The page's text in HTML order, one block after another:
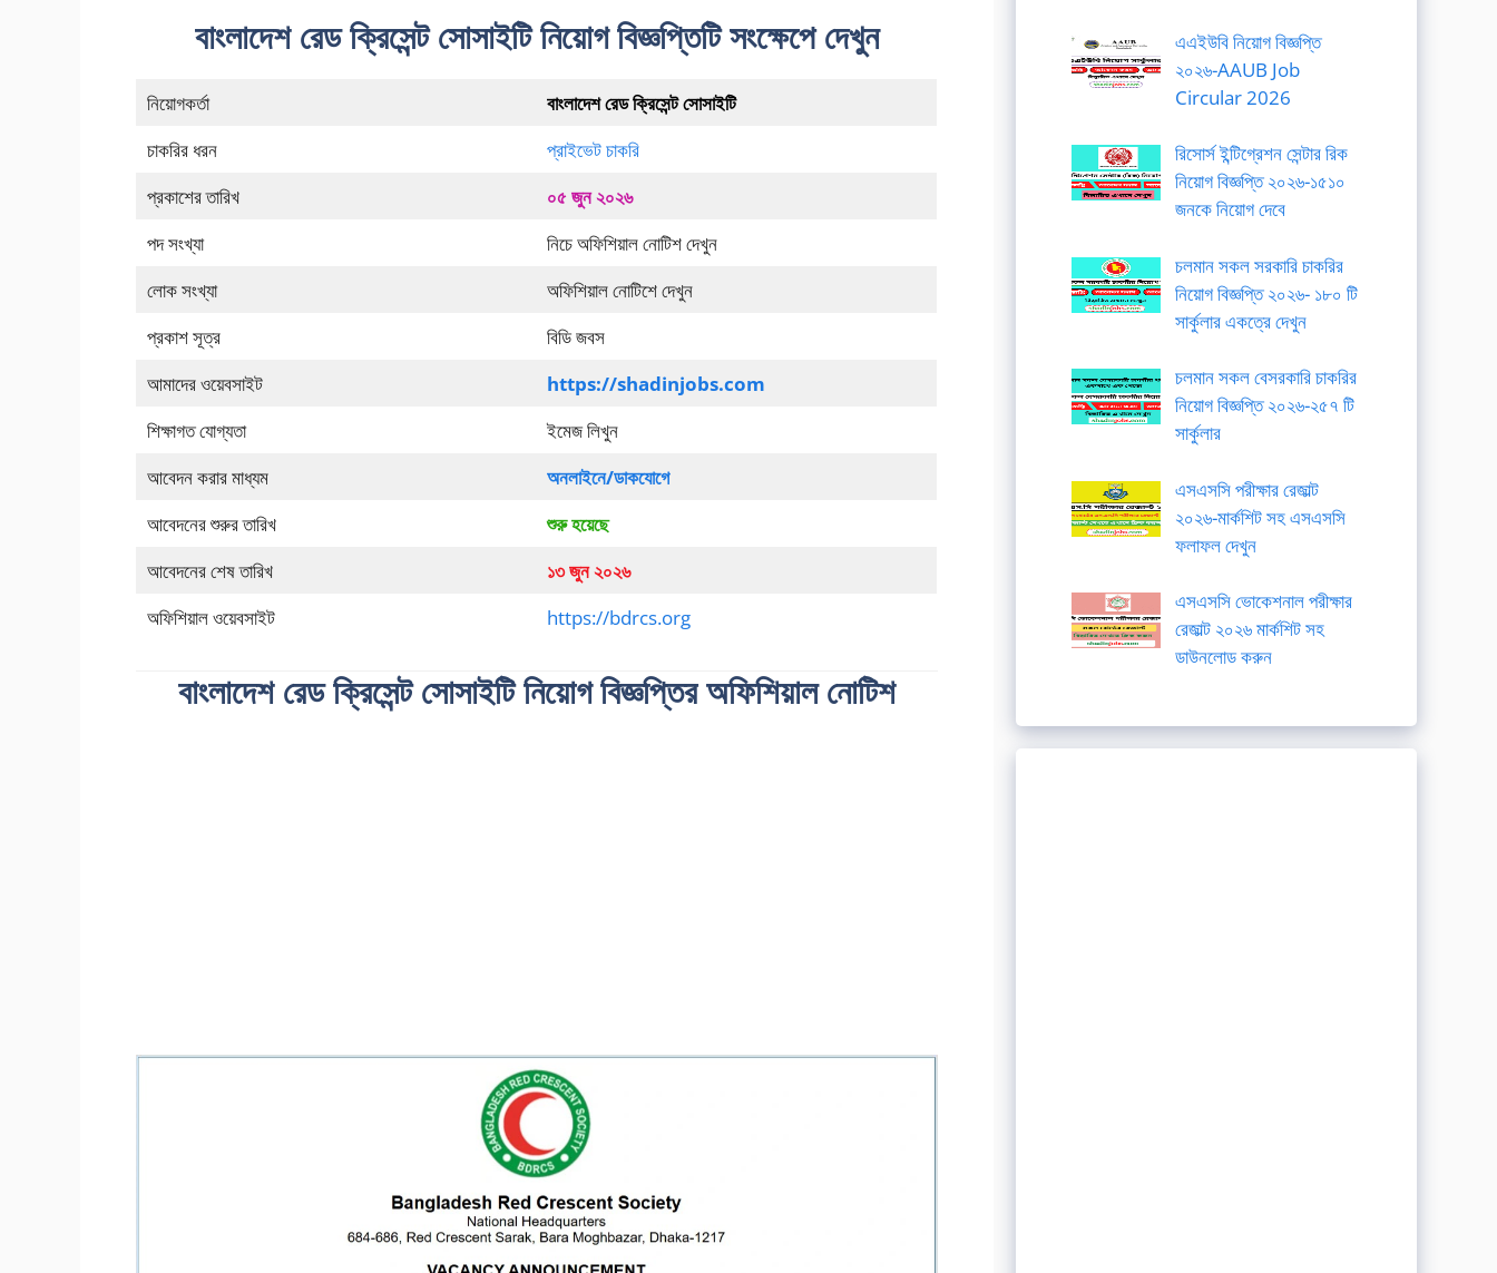
বাংলাদেশ রেড ক্রিসেন্ট সোসাইটি নিয়োগ বিজ্ঞপ্তিটি সংক্ষেপে দেখুন
নিয়োগকর্তা
বাংলাদেশ রেড ক্রিসেন্ট সোসাইটি
চাকরির ধরন
প্রাইভেট চাকরি
প্রকাশের তারিখ
০৫ জুন ২০২৬
পদ সংখ্যা
নিচে অফিশিয়াল নোটিশ দেখুন
লোক সংখ্যা
অফিশিয়াল নোটিশে দেখুন
প্রকাশ সূত্র
বিডি জবস
আমাদের ওয়েবসাইট
https://shadinjobs.com
শিক্ষাগত যোগ্যতা
ইমেজ লিখুন
আবেদন করার মাধ্যম
অনলাইনে/ডাকযোগে
আবেদনের শুরুর তারিখ
শুরু হয়েছে
আবেদনের শেষ তারিখ
১৩ জুন ২০২৬
অফিশিয়াল ওয়েবসাইট
https://bdrcs.org
বাংলাদেশ রেড ক্রিসেন্ট সোসাইটি নিয়োগ বিজ্ঞপ্তির অফিশিয়াল নোটিশ
এএইউবি নিয়োগ বিজ্ঞপ্তি
২০২৬-AAUB Job
Circular 2026
রিসোর্স ইন্টিগ্রেশন সেন্টার রিক
নিয়োগ বিজ্ঞপ্তি ২০২৬-১৫১০
জনকে নিয়োগ দেবে
চলমান সকল সরকারি চাকরির
নিয়োগ বিজ্ঞপ্তি ২০২৬- ১৮০ টি
সার্কুলার একত্রে দেখুন
চলমান সকল বেসরকারি চাকরির
নিয়োগ বিজ্ঞপ্তি ২০২৬-২৫৭ টি
সার্কুলার
এসএসসি পরীক্ষার রেজাল্ট
২০২৬-মার্কশিট সহ এসএসসি
ফলাফল দেখুন
এসএসসি ভোকেশনাল পরীক্ষার
রেজাল্ট ২০২৬ মার্কশিট সহ
ডাউনলোড করুন